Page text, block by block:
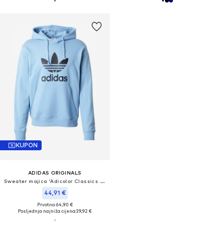
KUPON
ADIDAS ORIGINALS
Sweater majica 'Adicolor Classics Trefoil'
44,91 €
Prvotno: 64,90 €
Posljednja najniža cijena:39,92 €